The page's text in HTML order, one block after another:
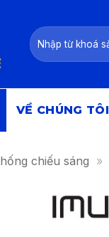
Tìm
kiếm:
VỀ CHÚNG TÔI
chiếu sáng »